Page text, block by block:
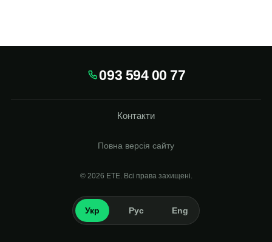
093 594 00 77
Контакти
Повна версія сайту
© 2026
Укр Рус Eng